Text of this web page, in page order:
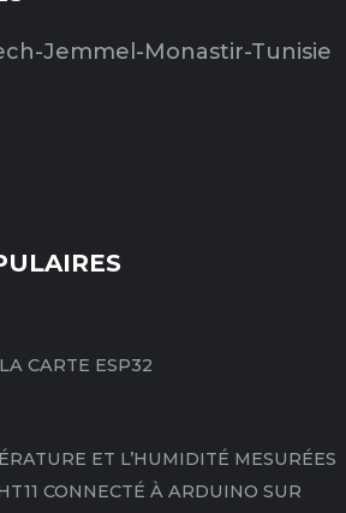
Jemmel-Monastir-Tunisie
CARTE ESP32
ET L’HUMIDITÉ MESURÉES
CONNECTÉ À ARDUINO SUR